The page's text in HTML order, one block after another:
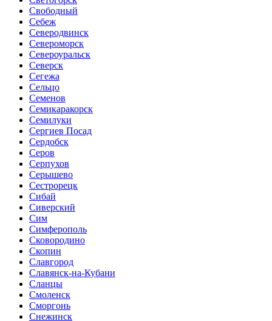
Свободный
Себеж
Северодвинск
Североморск
Североуральск
Северск
Сегежа
Сельцо
Семенов
Семикаракорск
Семилуки
Сергиев Посад
Сердобск
Серов
Серпухов
Серышево
Сестрорецк
Сибай
Сиверский
Сим
Симферополь
Сковородино
Скопин
Славгород
Славянск-на-Кубани
Сланцы
Смоленск
Сморгонь
Снежинск